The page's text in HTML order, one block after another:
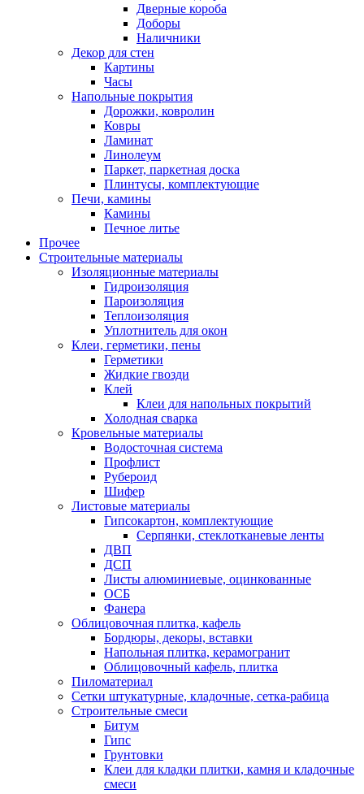
Дверные короба
Доборы
Наличники
Декор для стен
Картины
Часы
Напольные покрытия
Дорожки, ковролин
Ковры
Ламинат
Линолеум
Паркет, паркетная доска
Плинтусы, комплектующие
Печи, камины
Камины
Печное литье
Прочее
Строительные материалы
Изоляционные материалы
Гидроизоляция
Пароизоляция
Теплоизоляция
Уплотнитель для окон
Клеи, герметики, пены
Герметики
Жидкие гвозди
Клей
Клеи для напольных покрытий
Холодная сварка
Кровельные материалы
Водосточная система
Профлист
Рубероид
Шифер
Листовые материалы
Гипсокартон, комплектующие
Серпянки, стеклотканевые ленты
ДВП
ДСП
Листы алюминиевые, оцинкованные
ОСБ
Фанера
Облицовочная плитка, кафель
Бордюры, декоры, вставки
Напольная плитка, керамогранит
Облицовочный кафель, плитка
Пиломатериал
Сетки штукатурные, кладочные, сетка-рабица
Строительные смеси
Битум
Гипс
Грунтовки
Клеи для кладки плитки, камня и кладочные
смеси